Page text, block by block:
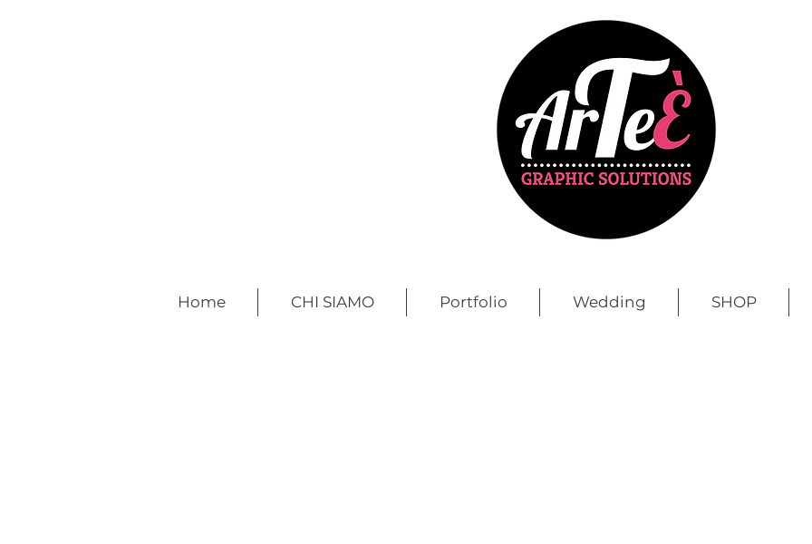
Home CHI SIAMO Portfolio Wedding SHOP